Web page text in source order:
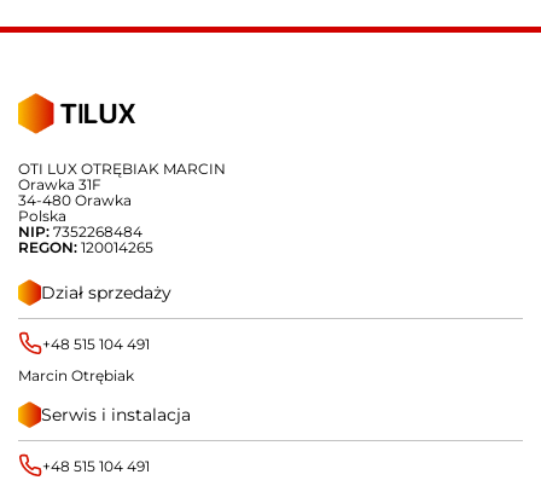
OTI LUX OTRĘBIAK MARCIN
Orawka 31F
34-480 Orawka
Polska
NIP: 7352268484
REGON: 120014265
Dział sprzedaży
+48 515 104 491
Marcin Otrębiak
Serwis i instalacja
+48 515 104 491